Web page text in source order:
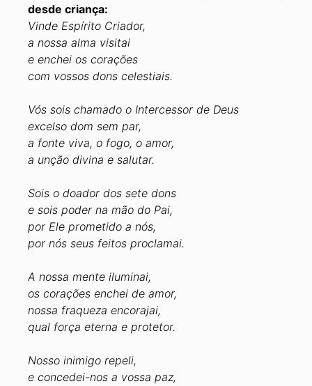
desde criança:
Vinde Espírito Criador,
a nossa alma visitai
e enchei os corações
com vossos dons celestiais.
Vós sois chamado o Intercessor de Deus
excelso dom sem par,
a fonte viva, o fogo, o amor,
a unção divina e salutar.
Sois o doador dos sete dons
e sois poder na mão do Pai,
por Ele prometido a nós,
por nós seus feitos proclamai.
A nossa mente iluminai,
os corações enchei de amor,
nossa fraqueza encorajai,
qual força eterna e protetor.
Nosso inimigo repeli,
e concedei-nos a vossa paz,